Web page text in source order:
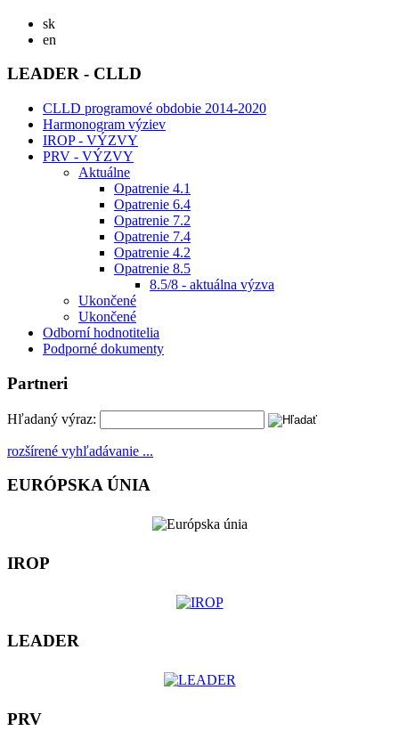
skSlovensky
en
LEADER - CLLD
CLLD programové obdobie 2014-2020
Harmonogram výziev
IROP - VÝZVY
PRV - VÝZVY
Aktuálne
Opatrenie 4.1
Opatrenie 6.4
Opatrenie 7.2
Opatrenie 7.4
Opatrenie 4.2
Opatrenie 8.5
8.5/8 - aktuálna výzva
Ukončené
Ukončené
Odborní hodnotitelia
Podporné dokumenty
Partneri
Hľadaný výraz:
rozšírené vyhľadávanie ...
EURÓPSKA ÚNIA
IROP
LEADER
PRV